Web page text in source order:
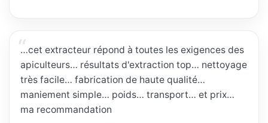
…cet extracteur répond à toutes les exigences des
apiculteurs… résultats d'extraction top… nettoyage
très facile… fabrication de haute qualité…
maniement simple… poids… transport… et prix…
ma recommandation